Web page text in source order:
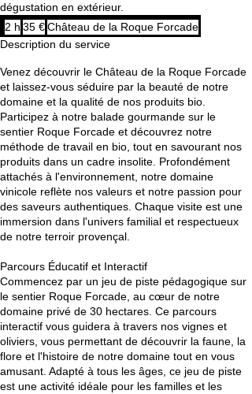
dégustation en extérieur.
2 h 2
h
35
euros
35 €Château de la Roque Forcade
Description du service
Venez découvrir le Château de la Roque Forcade
et laissez-vous séduire par la beauté de notre
domaine et la qualité de nos produits bio.
Participez à notre balade gourmande sur le
sentier Roque Forcade et découvrez notre
méthode de travail en bio, tout en savourant nos
produits dans un cadre insolite. Profondément
attachés à l'environnement, notre domaine
vinicole reflète nos valeurs et notre passion pour
des saveurs authentiques. Chaque visite est une
immersion dans l'univers familial et respectueux
de notre terroir provençal.
Parcours Éducatif et Interactif
Commencez par un jeu de piste pédagogique sur
le sentier Roque Forcade, au cœur de notre
domaine privé de 30 hectares. Ce parcours
interactif vous guidera à travers nos vignes et
oliviers, vous permettant de découvrir la faune, la
flore et l'histoire de notre domaine tout en vous
amusant. Adapté à tous les âges, ce jeu de piste
est une activité idéale pour les familles et les